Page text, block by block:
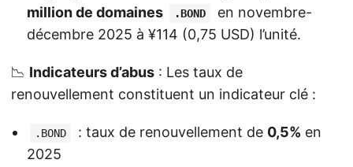
million de domaines
.BOND
en novembre-
décembre 2025 à ¥114 (0,75 USD) l’unité.
📉 Indicateurs d’abus : Les taux de
renouvellement constituent un indicateur clé :
.BOND : taux de renouvellement de 0,5% en
2025